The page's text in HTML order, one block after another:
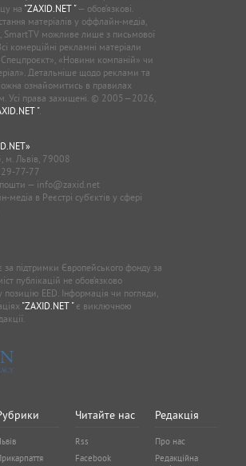
на "ZAXID.NET "— обов’язкові.
матеріалів у оффлайн-медіа,
SmartTV можливе лише з письмової
комерційні рекламні матеріали
«Новини компаній» чи
Детальніше щодо реклами та
ознайомитись в правилах
Усі права захищені. © 2005—2026,
".
м. Львів, 79008
77-77
пошти — info@zaxid.net
медіа в Реєстрі суб'єктів у сфері
підтримки Європейського фонду за
публікацій не обов’язково
позицію EED. Інформація чи погляди,
"ZAXID.NET "є виключною
Читайте нас
Rss
Facebook
Редакція
Про нас
Редакційна